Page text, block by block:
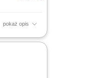
pokaż opis